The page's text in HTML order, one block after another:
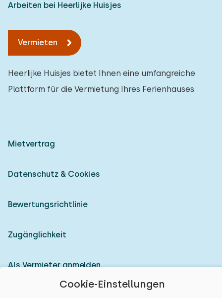
Cookie-Einstellungen
Arbeiten bei Heerlijke Huisjes
Vermieten
Heerlijke Huisjes bietet Ihnen eine umfangreiche
Plattform für die Vermietung Ihres Ferienhauses.
Mietvertrag
Datenschutz & Cookies
Bewertungsrichtlinie
Zugänglichkeit
Als Vermieter anmelden